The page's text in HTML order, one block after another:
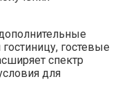
гостевые
спектр
для